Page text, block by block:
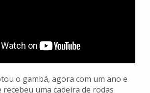
o gambá, agora com um ano e
recebeu uma cadeira de rodas